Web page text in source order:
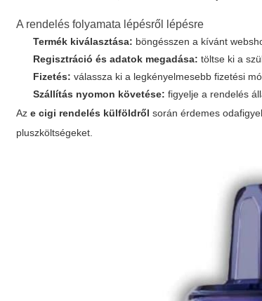
A rendelés folyamata lépésről lépésre
Termék kiválasztása: böngésszen a kívánt
Regisztráció és adatok megadása: töltse ki a
Fizetés: válassza ki a legkényelmesebb fizetési
Szállítás nyomon követése: figyelje a rendelés
Aze cigi rendelés külföldről során érdemes
pluszköltségeket.